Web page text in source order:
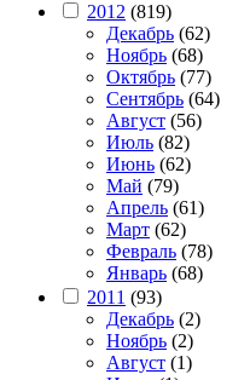
2012 (819)
Декабрь (62)
Ноябрь (68)
Октябрь (77)
Сентябрь (64)
Август (56)
Июль (82)
Июнь (62)
Май (79)
Апрель (61)
Март (62)
Февраль (78)
Январь (68)
2011 (93)
Декабрь (2)
Ноябрь (2)
Август (1)